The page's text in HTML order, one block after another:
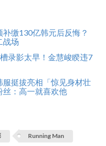
缴130亿韩元后反悔？
战场
录影太早！金慧峻睽违7
挺拔亮相「惊见身材壮
：高一就喜欢他
Running Man